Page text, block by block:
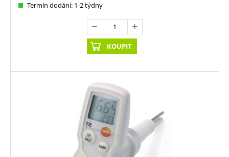
Termín dodání: 1-2 týdny
KOUPIT